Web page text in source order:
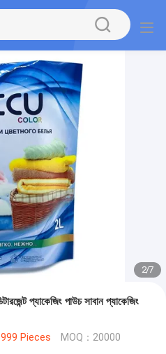
2/7
প্যাকেজিং পাউচ সাবান প্যাকেজিং
Pieces MOQ：20000